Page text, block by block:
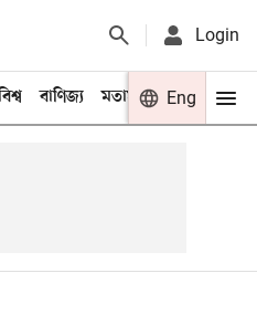
Login
বাণিজ্য মতামত খেলা
Eng